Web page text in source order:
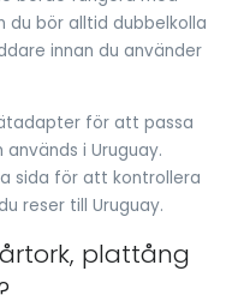
du bör alltid dubbelkolla
innan du använder
för att passa
i Uruguay.
sida för att kontrollera
reser till Uruguay.
plattång